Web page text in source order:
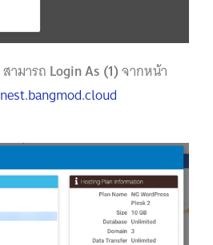
ามารถ Login As (1)จากหน้า
nest.bangmod.cloud